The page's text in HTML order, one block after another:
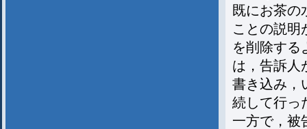
既にお茶の
ことの説明
を削除する
は，告訴人
書き込み，
続して行っ
一方で，被